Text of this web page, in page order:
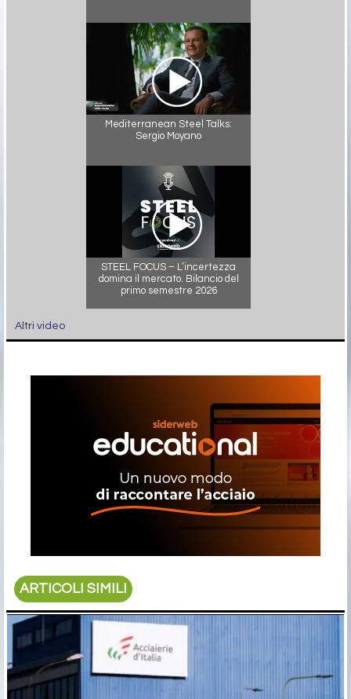
Mediterranean Steel Talks:
Sergio Moyano
STEEL FOCUS – L’incertezza
domina il mercato. Bilancio del
primo semestre 2026
Altri video
ARTICOLI SIMILI